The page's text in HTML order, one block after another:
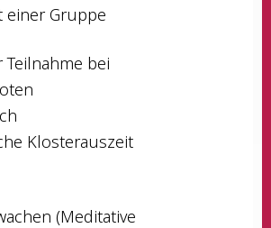
Gruppe
bei
Klosterauszeit
(Medi­ta­ti­ve